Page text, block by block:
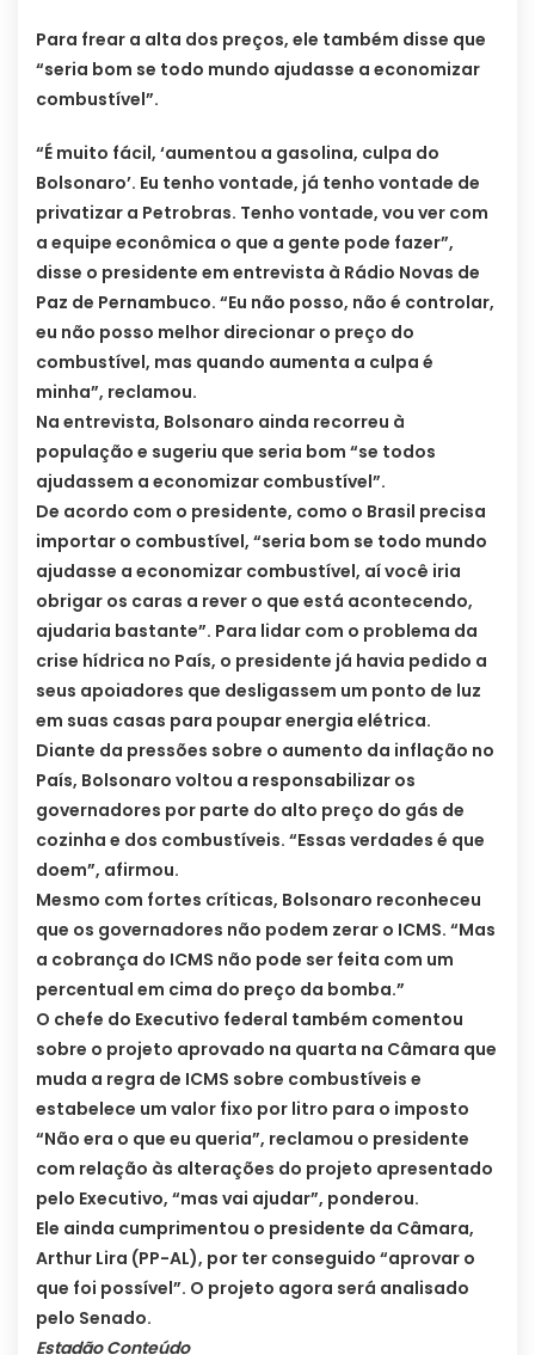
Para frear a alta dos preços, ele também disse que
“seria bom se todo mundo ajudasse a economizar
combustível”.
“É muito fácil, ‘aumentou a gasolina, culpa do
Bolsonaro’. Eu tenho vontade, já tenho vontade de
privatizar a Petrobras. Tenho vontade, vou ver com
a equipe econômica o que a gente pode fazer”,
disse o presidente em entrevista à Rádio Novas de
Paz de Pernambuco. “Eu não posso, não é controlar,
eu não posso melhor direcionar o preço do
combustível, mas quando aumenta a culpa é
minha”, reclamou.
Na entrevista, Bolsonaro ainda recorreu à
população e sugeriu que seria bom “se todos
ajudassem a economizar combustível”.
De acordo com o presidente, como o Brasil precisa
importar o combustível, “seria bom se todo mundo
ajudasse a economizar combustível, aí você iria
obrigar os caras a rever o que está acontecendo,
ajudaria bastante”. Para lidar com o problema da
crise hídrica no País, o presidente já havia pedido a
seus apoiadores que desligassem um ponto de luz
em suas casas para poupar energia elétrica.
Diante da pressões sobre o aumento da inflação no
País, Bolsonaro voltou a responsabilizar os
governadores por parte do alto preço do gás de
cozinha e dos combustíveis. “Essas verdades é que
doem”, afirmou.
Mesmo com fortes críticas, Bolsonaro reconheceu
que os governadores não podem zerar o ICMS. “Mas
a cobrança do ICMS não pode ser feita com um
percentual em cima do preço da bomba.”
O chefe do Executivo federal também comentou
sobre o projeto aprovado na quarta na Câmara que
muda a regra de ICMS sobre combustíveis e
estabelece um valor fixo por litro para o imposto
“Não era o que eu queria”, reclamou o presidente
com relação às alterações do projeto apresentado
pelo Executivo, “mas vai ajudar”, ponderou.
Ele ainda cumprimentou o presidente da Câmara,
Arthur Lira (PP-AL), por ter conseguido “aprovar o
que foi possível”. O projeto agora será analisado
pelo Senado.
Estadão Conteúdo